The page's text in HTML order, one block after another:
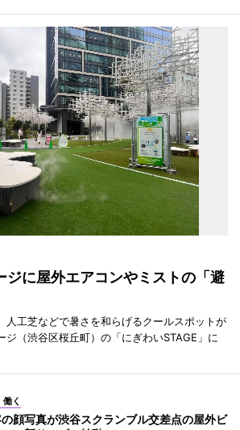
ジに屋外エアコンやミストの「避
人工芝などで暑さを和らげるクールスポットが
ジ（渋谷区桜丘町）の「にぎわいSTAGE」に
く
顔写真が渋谷スクランブル交差点の屋外ビ